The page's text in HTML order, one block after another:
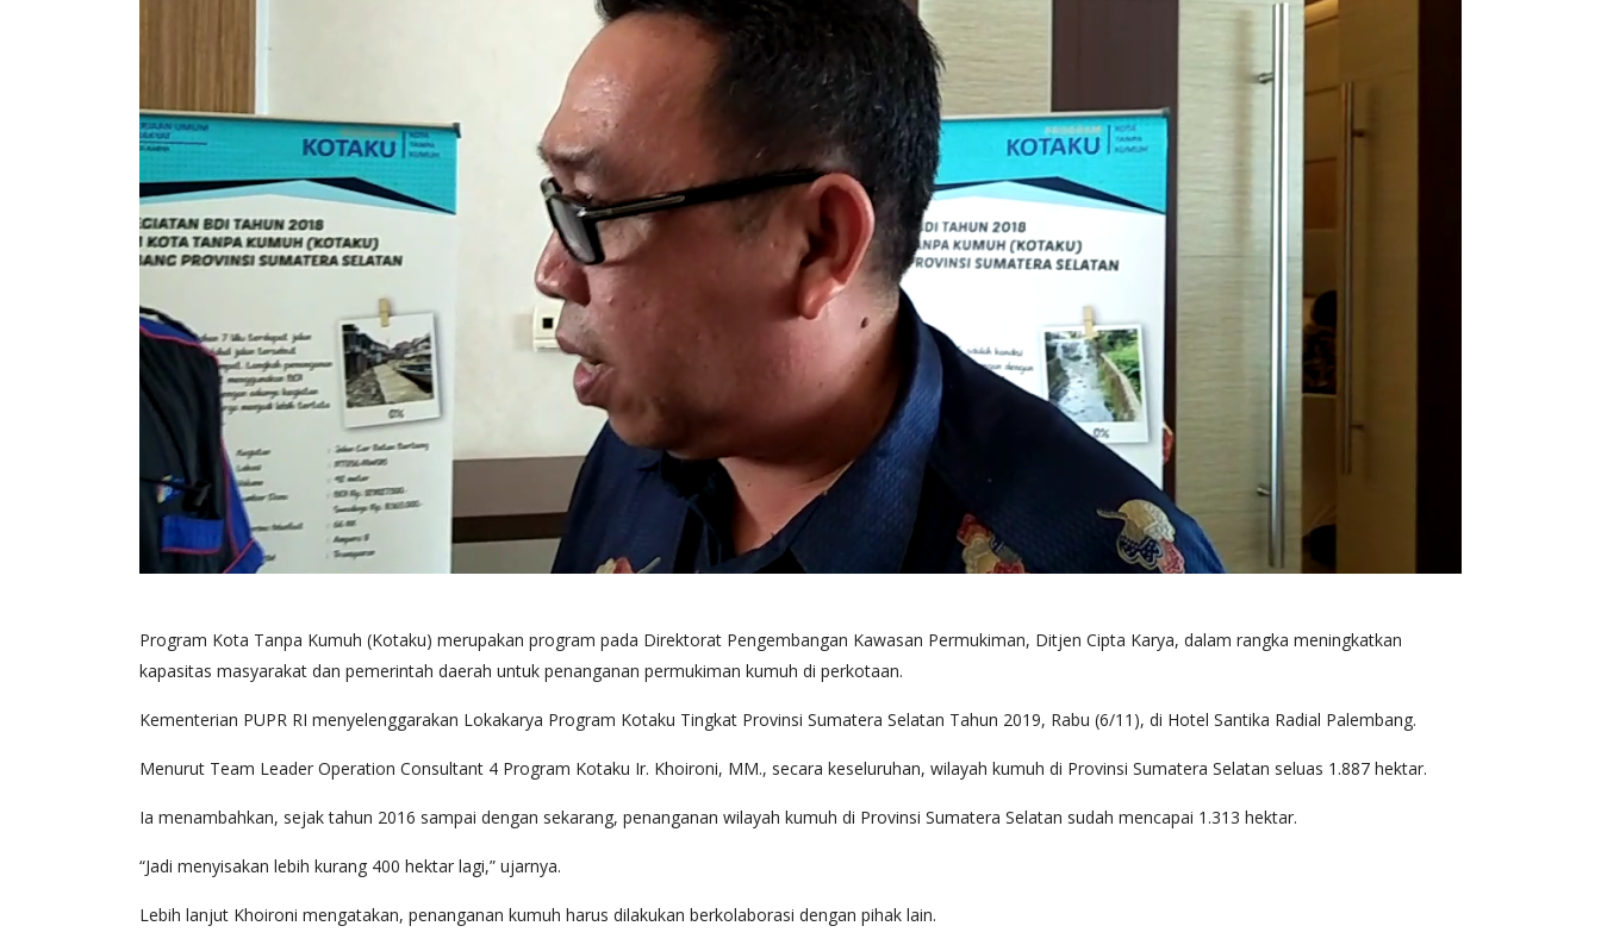
Program Kota Tanpa Kumuh (Kotaku) merupakan program pada Direktorat Pengembangan Kawasan Permukiman, Ditjen Cipta Karya, dalam rangka meningkatkan
kapasitas masyarakat dan pemerintah daerah untuk penanganan permukiman kumuh di perkotaan.
Kementerian PUPR RI menyelenggarakan Lokakarya Program Kotaku Tingkat Provinsi Sumatera Selatan Tahun 2019, Rabu (6/11), di Hotel Santika Radial Palembang.
Menurut Team Leader Operation Consultant 4 Program Kotaku Ir. Khoironi, MM., secara keseluruhan, wilayah kumuh di Provinsi Sumatera Selatan seluas 1.887 hektar.
Ia menambahkan, sejak tahun 2016 sampai dengan sekarang, penanganan wilayah kumuh di Provinsi Sumatera Selatan sudah mencapai 1.313 hektar.
“Jadi menyisakan lebih kurang 400 hektar lagi,” ujarnya.
Lebih lanjut Khoironi mengatakan, penanganan kumuh harus dilakukan berkolaborasi dengan pihak lain.